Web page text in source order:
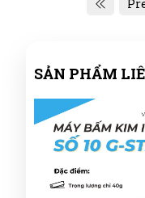
SẢN PHẨM